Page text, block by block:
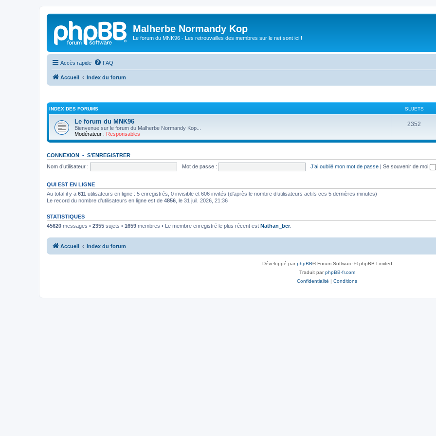
Malherbe Normandy Kop
Le forum du MNK96 - Les retrouvailles des membres sur le net sont ici !
Accès rapide FAQ
Accueil Index du forum
INDEX DES FORUMS SUJETS
Le forum du MNK96
Bienvenue sur le forum du Malherbe Normandy Kop...
Modérateur : Responsables
2352
CONNEXION • S’ENREGISTRER
Nom d’utilisateur :
Mot de passe : J’ai oublié mon mot de passe | Se souvenir de moi
QUI EST EN LIGNE
Au total il y a 611 utilisateurs en ligne : 5 enregistrés, 0 invisible et 606 invités (d’après le nombre d’utilisateurs actifs ces 5 dernières minutes)
Le record du nombre d’utilisateurs en ligne est de 4856 , le 31 juil. 2026, 21:36
STATISTIQUES
45620 messages • 2355 sujets • 1659 membres • Le membre enregistré le plus récent est Nathan_bcr.
Accueil Index du forum
Développé parphpBB® Forum Software © phpBB Limited
Traduit parphpBB-fr.com
Confidentialité | Conditions